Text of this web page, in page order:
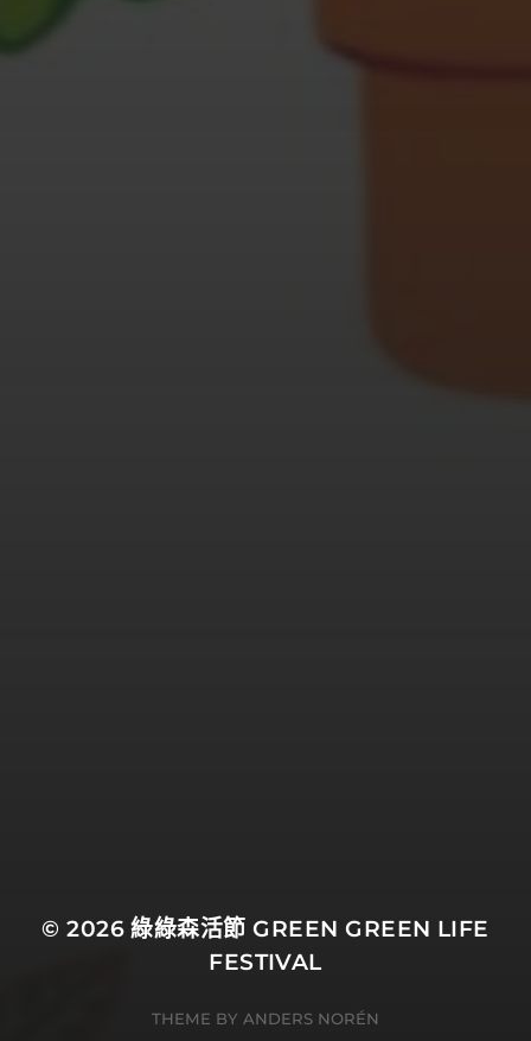
© 2026綠綠森活節 GREEN GREEN LIFE
FESTIVAL
THEME BY ANDERS NORÉN